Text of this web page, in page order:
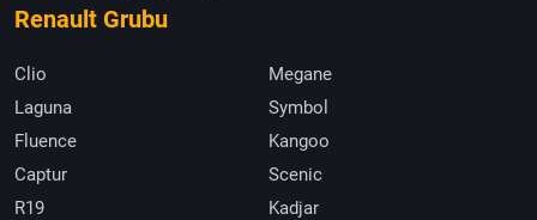
Renault Grubu
Clio
Megane
Laguna
Symbol
Fluence
Kangoo
Captur
Scenic
R19
Kadjar